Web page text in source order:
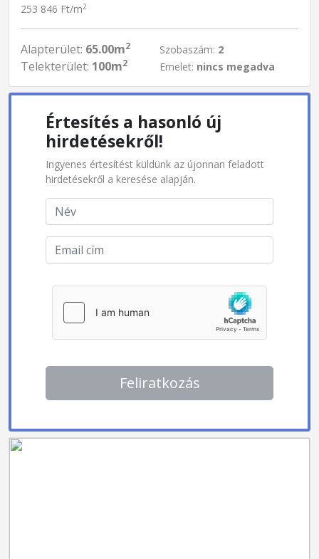
253 846 Ft/m2
Alapterület: 65.00m2
Telekterület: 100m2
Szobaszám: 2
Emelet: nincs megadva
Értesítés a hasonló új
hirdetésekről!
Ingyenes értesítést küldünk az újonnan feladott
hirdetésekről a keresése alapján.
Feliratkozás